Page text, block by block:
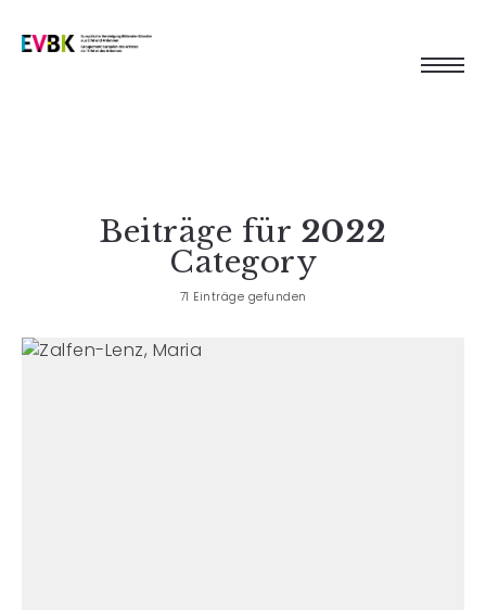
Beiträge für 2022
Category
71 Einträge gefunden